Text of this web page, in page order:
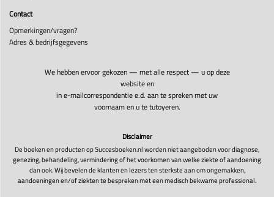
Contact
Opmerkingen/vragen?
Adres & bedrijfsgegevens
We hebben ervoor gekozen — met alle respect — u op deze
website en
in e-mailcorrespondentie e.d. aan te spreken met uw
voornaam en u te tutoyeren.
Disclaimer
De boeken en producten op Succesboeken.nl worden niet aangeboden voor diagnose,
genezing, behandeling, vermindering of het voorkomen van welke ziekte of aandoening
dan ook. Wij bevelen de klanten en lezers ten sterkste aan om ongemakken,
aandoeningen en/of ziekten te bespreken met een medisch bekwame professional.